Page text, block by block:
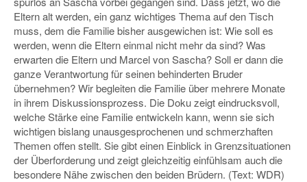
Eltern alt werden, ein ganz wichtiges Thema auf den Tisch
muss, dem die Familie bisher ausgewichen ist: Wie soll es
werden, wenn die Eltern einmal nicht mehr da sind? Was
erwarten die Eltern und Marcel von Sascha? Soll er dann die
ganze Verantwortung für seinen behinderten Bruder
übernehmen? Wir begleiten die Familie über mehrere Monate
in ihrem Diskussionsprozess. Die Doku zeigt eindrucksvoll,
welche Stärke eine Familie entwickeln kann, wenn sie sich
wichtigen bislang unausgesprochenen und schmerzhaften
Themen offen stellt. Sie gibt einen Einblick in Grenzsituationen
der Überforderung und zeigt gleichzeitig einfühlsam auch die
besondere Nähe zwischen den beiden Brüdern. (Text: WDR)